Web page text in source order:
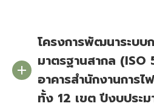
โครงการพัฒนาระบบ
มาตรฐานสากล
อาคารสำนักงานการ
ทั้ง 12 เขต ปีงบประ